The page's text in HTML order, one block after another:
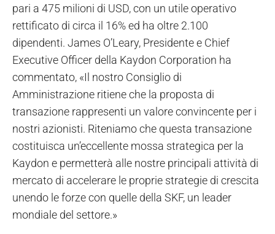
pari a 475 milioni di USD, con un utile operativo
rettificato di circa il 16% ed ha oltre 2.100
dipendenti. James O’Leary, Presidente e Chief
Executive Officer della Kaydon Corporation ha
commentato, «Il nostro Consiglio di
Amministrazione ritiene che la proposta di
transazione rappresenti un valore convincente per i
nostri azionisti. Riteniamo che questa transazione
costituisca un’eccellente mossa strategica per la
Kaydon e permetterà alle nostre principali attività di
mercato di accelerare le proprie strategie di crescita
unendo le forze con quelle della SKF, un leader
mondiale del settore.»